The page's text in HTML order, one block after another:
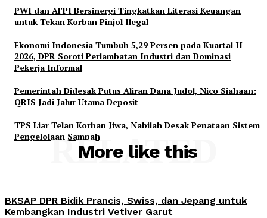
PWI dan AFPI Bersinergi Tingkatkan Literasi Keuangan
untuk Tekan Korban Pinjol Ilegal
Ekonomi Indonesia Tumbuh 5,29 Persen pada Kuartal II
2026, DPR Soroti Perlambatan Industri dan Dominasi
Pekerja Informal
Pemerintah Didesak Putus Aliran Dana Judol, Nico Siahaan:
QRIS Jadi Jalur Utama Deposit
TPS Liar Telan Korban Jiwa, Nabilah Desak Penataan Sistem
Pengelolaan Sampah
More like this
RELATED
BKSAP DPR Bidik Prancis, Swiss, dan Jepang untuk
Kembangkan Industri Vetiver Garut